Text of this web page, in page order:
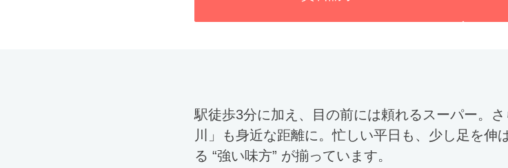
駅徒歩3分に加え、目の前には頼れるスーパー。
川」も身近な距離に。忙しい平日も、少し足を伸
る “強い味方” が揃っています。